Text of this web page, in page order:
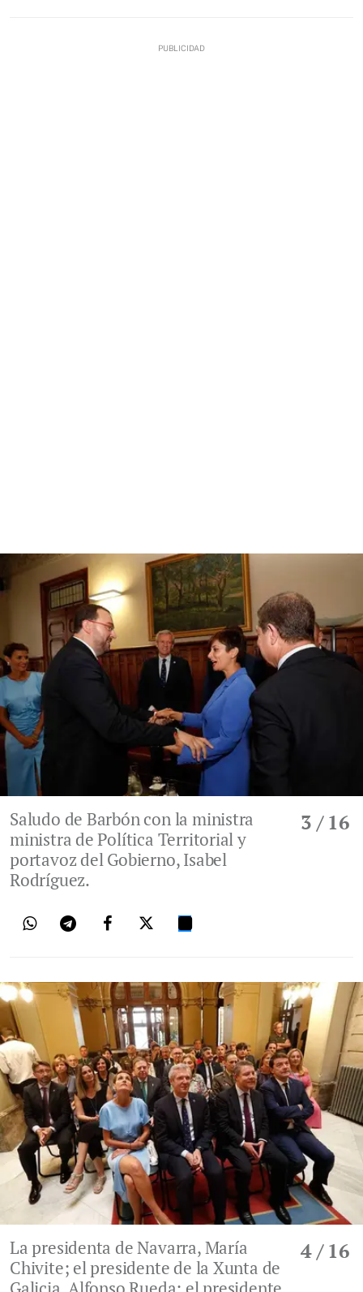
3 / 16
Saludo de Barbón con la ministra
ministra de Política Territorial y
portavoz del Gobierno, Isabel
Rodríguez.
4/ 16
La presidenta de Navarra, María
Chivite; el presidente de la Xunta de